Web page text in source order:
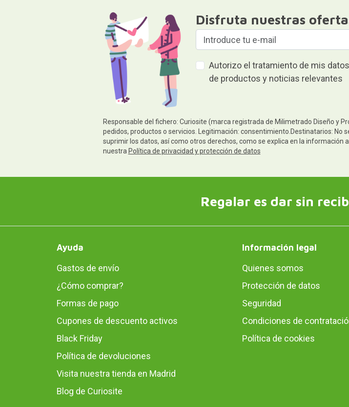
Disfruta nuestras
Autorizo el tratamiento de mis
de productos y noticias relevantes
Responsable del fichero: Curiosite (marca registrada de Milimetrado Diseño y
pedidos, productos o servicios. Legitimación: consentimiento.Destinatarios: No
suprimir los datos, así como otros derechos, como se explica en la
nuestra Política de privacidad y protección de datos
Regalar es dar sin
Ayuda
Gastos de envío
¿Cómo comprar?
Formas de pago
Cupones de descuento activos
Black Friday
Política de devoluciones
Visita nuestra tienda en Madrid
Blog de Curiosite
Información legal
Quienes somos
Protección de datos
Seguridad
Condiciones de
Política de cookies